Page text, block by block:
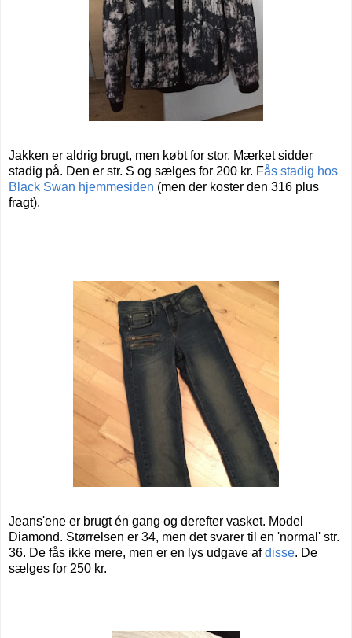
Jakken er aldrig brugt, men købt for stor. Mærket sidder
stadig på. Den er str. S og sælges for 200 kr. Fås stadig hos
Black Swan hjemmesiden (men der koster den 316 plus
fragt).
Jeans'ene er brugt én gang og derefter vasket. Model
Diamond. Størrelsen er 34, men det svarer til en 'normal' str.
36. De fås ikke mere, men er en lys udgave afdisse. De
sælges for 250 kr.